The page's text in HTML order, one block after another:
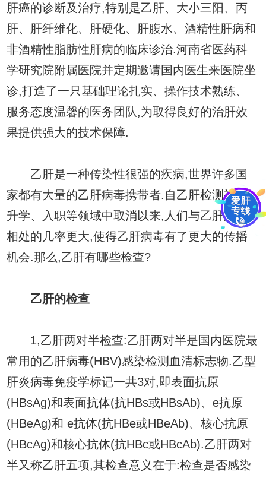
肝癌的诊断及治疗,特别是乙肝、大小三阳、丙
肝、肝纤维化、肝硬化、肝腹水、酒精性肝病和
非酒精性脂肪性肝病的临床诊治.河南省医药科
学研究院附属医院并定期邀请国内医生来医院坐
诊,打造了一只基础理论扎实、操作技术熟练、
服务态度温馨的医务团队,为取得良好的治肝效
果提供强大的技术保障.
乙肝是一种传染性很强的疾病,世界许多国
家都有大量的乙肝病毒携带者.自乙肝检测被从
升学、入职等领域中取消以来,人们与乙肝病人
相处的几率更大,使得乙肝病毒有了更大的传播
机会.那么,乙肝有哪些检查?
乙肝的检查
1,乙肝两对半检查:乙肝两对半是国内医院最
常用的乙肝病毒(HBV)感染检测血清标志物.乙型
肝炎病毒免疫学标记一共3对,即表面抗原
(HBsAg)和表面抗体(抗HBs或HBsAb)、e抗原
(HBeAg)和 e抗体(抗HBe或HBeAb)、核心抗原
(HBcAg)和核心抗体(抗HBc或HBcAb).乙肝两对
半又称乙肝五项,其检查意义在于:检查是否感染